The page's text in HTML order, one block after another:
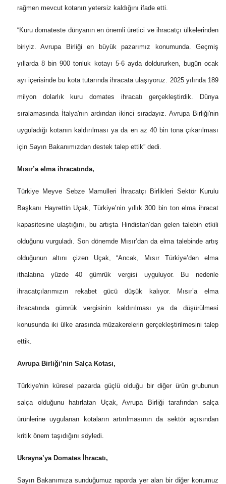
rağmen mevcut kotanın yetersiz kaldığını ifade etti.
“Kuru domateste dünyanın en önemli üretici ve ihracatçı ülkelerinden
biriyiz. Avrupa Birliği en büyük pazarımız konumunda. Geçmiş
yıllarda 8 bin 900 tonluk kotayı 5-6 ayda doldururken, bugün ocak
ayı içerisinde bu kota tutarında ihracata ulaşıyoruz. 2025 yılında 189
milyon dolarlık kuru domates ihracatı gerçekleştirdik. Dünya
sıralamasında İtalya'nın ardından ikinci sıradayız. Avrupa Birliği'nin
uyguladığı kotanın kaldırılması ya da en az 40 bin tona çıkarılması
için Sayın Bakanımızdan destek talep ettik” dedi.
Mısır’a elma ihracatında,
Türkiye Meyve Sebze Mamulleri İhracatçı Birlikleri Sektör Kurulu
Başkanı Hayrettin Uçak, Türkiye’nin yıllık 300 bin ton elma ihracat
kapasitesine ulaştığını, bu artışta Hindistan’dan gelen talebin etkili
olduğunu vurguladı. Son dönemde Mısır’dan da elma talebinde artış
olduğunun altını çizen Uçak, “Ancak, Mısır Türkiye’den elma
ithalatına yüzde 40 gümrük vergisi uyguluyor. Bu nedenle
ihracatçılarımızın rekabet gücü düşük kalıyor. Mısır’a elma
ihracatında gümrük vergisinin kaldırılması ya da düşürülmesi
konusunda iki ülke arasında müzakerelerin gerçekleştirilmesini talep
ettik.
Avrupa Birliği’nin Salça Kotası,
Türkiye'nin küresel pazarda güçlü olduğu bir diğer ürün grubunun
salça olduğunu hatırlatan Uçak, Avrupa Birliği tarafından salça
ürünlerine uygulanan kotaların artırılmasının da sektör açısından
kritik önem taşıdığını söyledi.
Ukrayna’ya Domates İhracatı,
Sayın Bakanımıza sunduğumuz raporda yer alan bir diğer konumuz